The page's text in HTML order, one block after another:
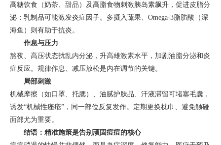
高糖饮食（奶茶、甜品）及高脂食物刺激胰岛素飙升，促进皮脂分
泌；乳制品可能激发炎症因子。多摄入蔬果、Omega-3脂肪酸（深
海鱼）则有助于抗炎。
作息与压力
熬夜、高压状态扰乱内分泌，升高雄激素水平，加剧油脂分泌和炎
症反应。规律作息、减压放松是内在调节的关键。
局部刺激
机械摩擦（如口罩、托腮）、油腻护肤品、汗液滞留可堵塞毛囊，
诱发“机械性痤疮”，同一部位反复发作。定期更换枕巾、避免触碰
面部尤为重要。
结语：精准施策是告别顽固痘痘的核心